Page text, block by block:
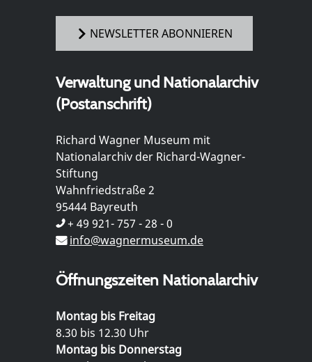
NEWSLETTER ABONNIEREN
Verwaltung und Nationalarchiv
(Postanschrift)
Richard Wagner Museum mit
Nationalarchiv der Richard-Wagner-
Stiftung
Wahnfriedstraße 2
95444 Bayreuth
+ 49 921- 757 - 28 - 0
info@wagnermuseum.de
Öffnungszeiten Nationalarchiv
Montag bis Freitag
8.30 bis 12.30 Uhr
Montag bis Donnerstag